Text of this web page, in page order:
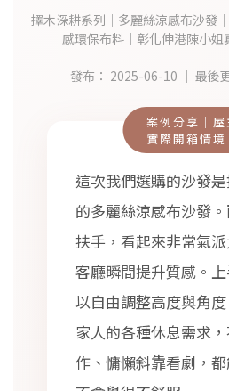
擇木深耕系列｜多麗絲涼感布沙發
感環保布料｜彰化伸港陳小姐
發布： 2025-06-10 ｜ 最後
案例分享｜屋
實際開箱情境
這次我們選購的沙發
的多麗絲涼感布沙發
扶手，看起來非常氣
客廳瞬間提升質感。
以自由調整高度與角
家人的各種休息需求
作、慵懶斜靠看劇，都